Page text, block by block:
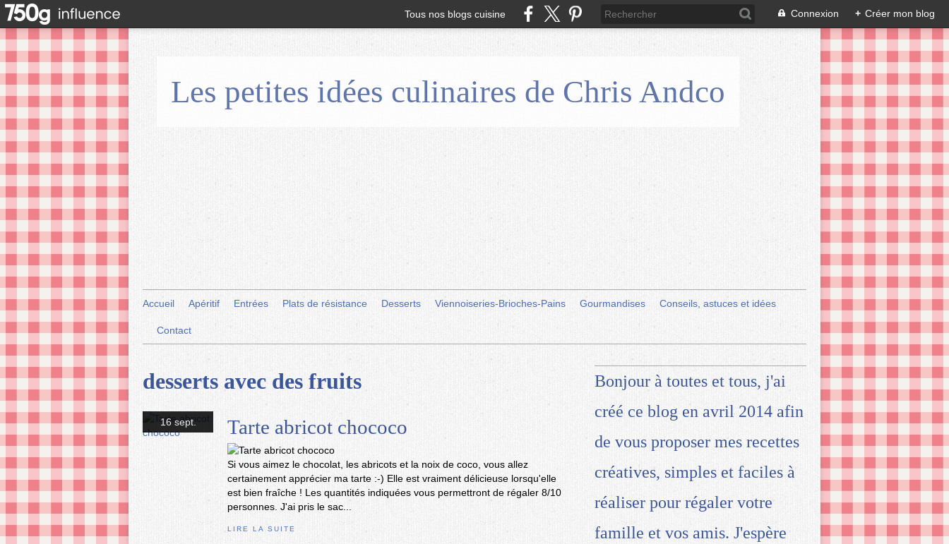
Tous nos blogs cuisine Connexion + Créer mon blog
Les petites idées culinaires de Chris Andco
Accueil Apéritif Entrées Plats de résistance Desserts Viennoiseries-Brioches-Pains Gourmandises Conseils, astuces et idées
Contact
desserts avec des fruits
16 sept. Tarte abricot chococo
Si vous aimez le chocolat, les abricots et la noix de coco, vous allez
certainement apprécier ma tarte :-) Elle est vraiment délicieuse lorsqu'elle
est bien fraîche ! Les quantités indiquées vous permettront de régaler 8/10
personnes. J'ai pris le sac...
LIRE LA SUITE
Bonjour à toutes et tous, j'ai
créé ce blog en avril 2014 afin
de vous proposer mes recettes
créatives, simples et faciles à
réaliser pour régaler votre
famille et vos amis. J'espère